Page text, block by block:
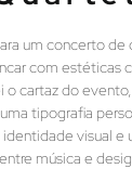
um concerto
com estéticas
o cartaz do
tipografia
visual e
música e